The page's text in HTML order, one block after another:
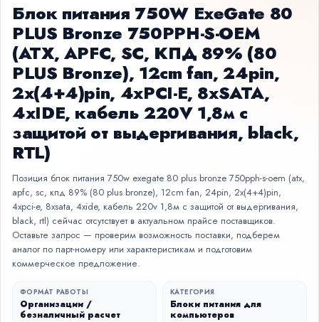
Блок питания 750W ExeGate 80
PLUS Bronze 750PPH-S-OEM
(ATX, APFC, SC, КПД 89% (80
PLUS Bronze), 12cm fan, 24pin,
2x(4+4)pin, 4xPCI-E, 8xSATA,
4xIDE, кабель 220V 1,8м с
защитой от выдергивания, black,
RTL)
Позиция блок питания 750w exegate 80 plus bronze 750pph-s-oem (atx,
apfc, sc, кпд 89% (80 plus bronze), 12cm fan, 24pin, 2x(4+4)pin,
4xpci-e, 8xsata, 4xide, кабель 220v 1,8м с защитой от выдергивания,
black, rtl) сейчас отсутствует в актуальном прайсе поставщиков.
Оставьте запрос — проверим возможность поставки, подберем
аналог по парт-номеру или характеристикам и подготовим
коммерческое предложение.
ФОРМАТ РАБОТЫ
Организации /
безналичный расчет
КАТЕГОРИЯ
Блоки питания для
компьютеров